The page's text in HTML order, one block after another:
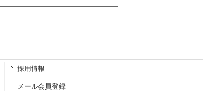
採用情報
メール会員登録